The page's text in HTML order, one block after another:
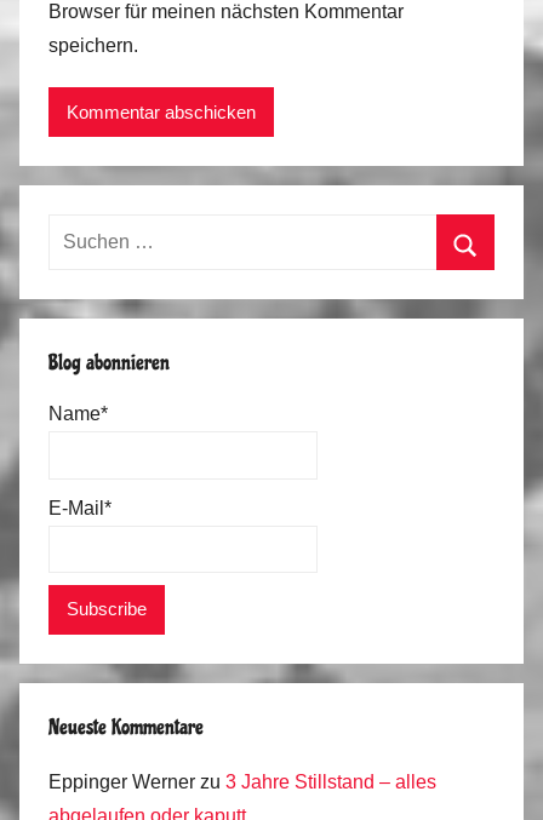
Browser für meinen nächsten Kommentar
speichern.
Suchen
Blog abonnieren
Name*
E-Mail*
Neueste Kommentare
Eppinger Werner zu 3 Jahre Stillstand – alles
abgelaufen oder kaputt